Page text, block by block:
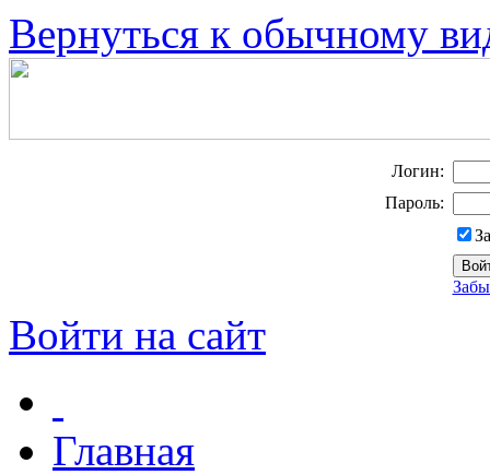
Вернуться к обычному
Логин:
Пароль:
Войти на сайт
Главная